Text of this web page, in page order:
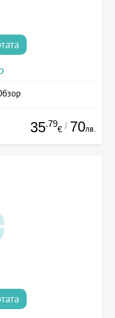
35.79
€ / 70лв.